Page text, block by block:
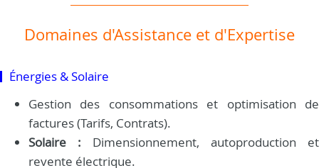
Domaines d'Assistance et d'Expertise
Énergies & Solaire
Gestion des consommations et optimisation de
factures (Tarifs, Contrats).
Solaire : Dimensionnement, autoproduction et
revente électrique.